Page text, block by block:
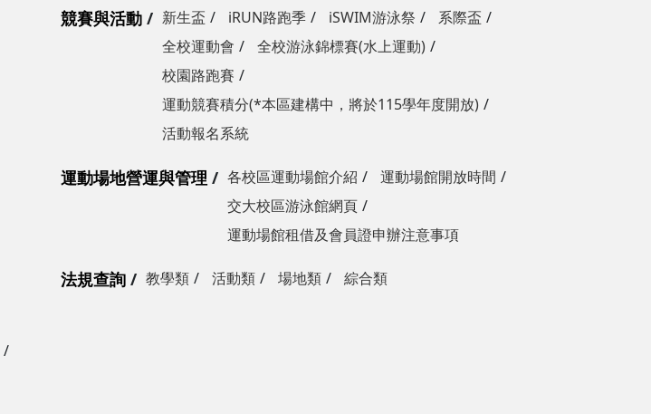
競賽與活動 新生盃 iRUN路跑季 iSWIM游泳祭
系際盃
全校運動會
全校游泳錦標賽(水上運動)
校園路跑賽
運動競賽積分(*本區建構中，將於115學年度開放)
活動報名系統
運動場地營運與管理 各校區運動場館介紹
運動場館開放時間
交大校區游泳館網頁
運動場館租借及會員證申辦注意事項
法規查詢 教學類 活動類 場地類 綜合類